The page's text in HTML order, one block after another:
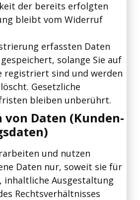
der bereits erfolgten
bleibt vom Widerruf
erfassten Daten
solange Sie auf
registriert sind und werden
Gesetzliche
bleiben unberührt.
Daten (Kunden-
und nutzen
Daten nur, soweit sie für
inhaltliche Ausgestaltung
Rechtsverhältnisses